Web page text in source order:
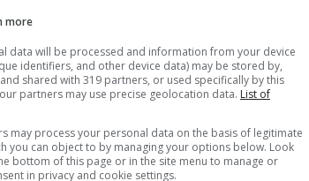
more
data will be processed and information from your device
identifiers, and other device data) may be stored by,
shared with 319 partners, or used specifically by this
partners may use precise geolocation data. List of
may process your personal data on the basis of legitimate
you can object to by managing your options below. Look
bottom of this page or in the site menu to manage or
in privacy and cookie settings.